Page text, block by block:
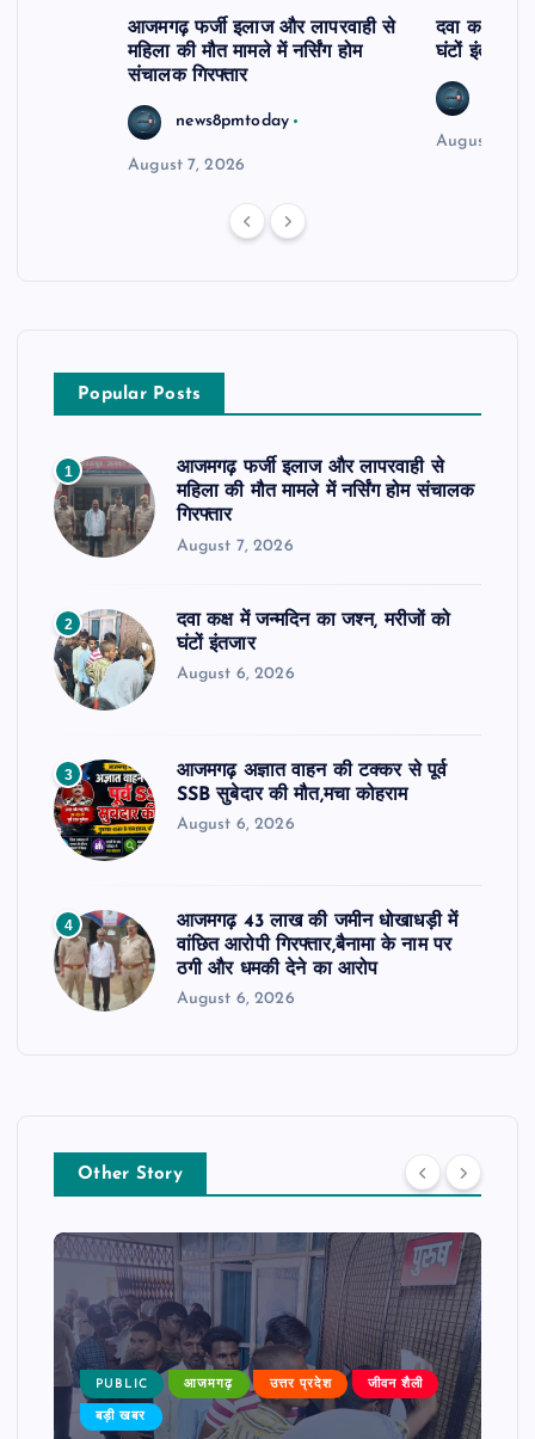
आजमगढ़ फर्जी इलाज और लापरवाही से
महिला की मौत मामले में नर्सिंग होम
संचालक गिरफ्तार
news8pmtoday
August 7, 2026
दवा कक्ष में
घंटों इंतजार
August 6,
Popular Posts
1
आजमगढ़ फर्जी इलाज और लापरवाही से
महिला की मौत मामले में नर्सिंग होम संचालक
गिरफ्तार
August 7, 2026
2
दवा कक्ष में जन्मदिन का जश्न, मरीजों को
घंटों इंतजार
August 6, 2026
3
आजमगढ़ अज्ञात वाहन की टक्कर से पूर्व
SSB सुबेदार की मौत,मचा कोहराम
August 6, 2026
4
आजमगढ़ 43 लाख की जमीन धोखाधड़ी में
वांछित आरोपी गिरफ्तार,बैनामा के नाम पर
ठगी और धमकी देने का आरोप
August 6, 2026
Other Story
PUBLIC आजमगढ़ उत्तर प्रदेश जीवन शैली
बड़ी खबर